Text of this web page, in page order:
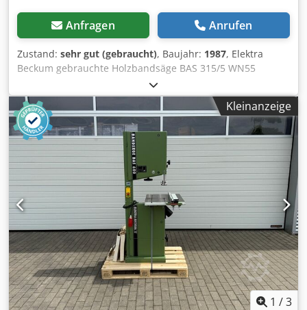
Anfragen Anrufen
Zustand: sehr gut (gebraucht), Baujahr: 1987, Elektra
Beckum gebrauchte Holzbandsäge BAS 315/5 WN55
Crjdpfx Aijvkyd Sjdof Baujahr: 1987 Serien Nr.: 2106584
Sägeblattlänge: 2240mm Spannung: 230 Volt Schnitttiefe:
170mm Parallelanschlag Untergestell Standort: ab Lager
54634 Bitburg - sofort verfügbar -
Kleinanzeige
1 /3